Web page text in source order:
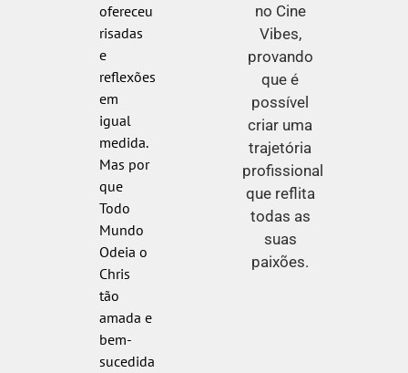
ofereceu
risadas
e
reflexões
em
igual
medida.
Mas por
que
Todo
Mundo
Odeia o
Chris
tão
amada e
bem-
sucedida
no Cine
Vibes,
provando
que é
possível
criar uma
trajetória
profissional
que reflita
todas as
suas
paixões.